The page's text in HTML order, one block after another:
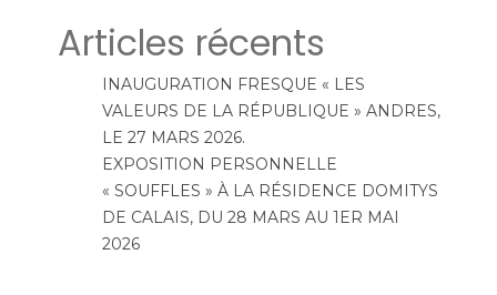
Articles récents
INAUGURATION FRESQUE « LES
VALEURS DE LA RÉPUBLIQUE » ANDRES,
LE 27 MARS 2026.
EXPOSITION PERSONNELLE
« SOUFFLES » À LA RÉSIDENCE DOMITYS
DE CALAIS, DU 28 MARS AU 1ER MAI
2026